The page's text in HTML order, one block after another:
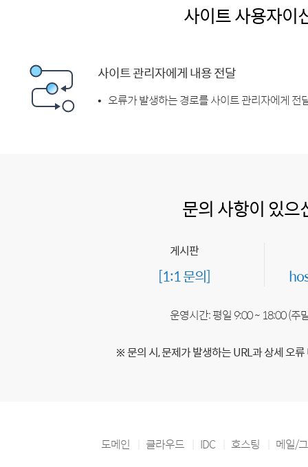
사이트 사용자이
사이트 관리자에게 내용 전달
오류가 발생하는 경로를 사이트 관리자에게 전
문의 사항이 있으
게시판
[1:1 문의]
운영시간: 평일 9:00 ~ 18:00 (주
※ 문의 시, 문제가 발생하는 URL과 상세 오
도메인 클라우드 IDC 호스팅 메일/